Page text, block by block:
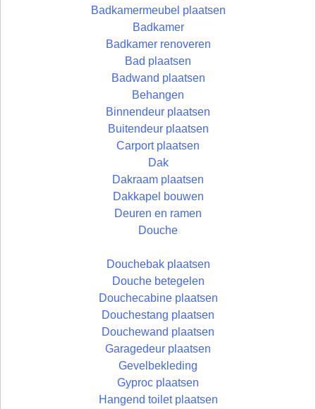
Badkamermeubel plaatsen
Badkamer
Badkamer renoveren
Bad plaatsen
Badwand plaatsen
Behangen
Binnendeur plaatsen
Buitendeur plaatsen
Carport plaatsen
Dak
Dakraam plaatsen
Dakkapel bouwen
Deuren en ramen
Douche
Douchebak plaatsen
Douche betegelen
Douchecabine plaatsen
Douchestang plaatsen
Douchewand plaatsen
Garagedeur plaatsen
Gevelbekleding
Gyproc plaatsen
Hangend toilet plaatsen